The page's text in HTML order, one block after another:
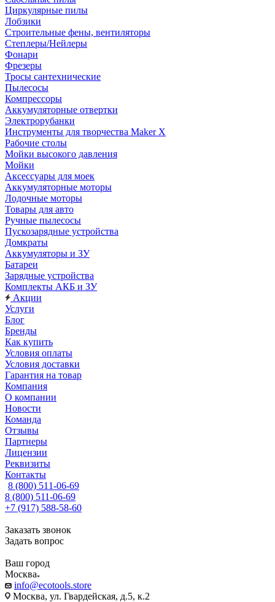
Циркулярные пилы
Лобзики
Строительные фены, вентиляторы
Степлеры/Нейлеры
Фонари
Фрезеры
Тросы сантехнические
Пылесосы
Компрессоры
Аккумуляторные отвертки
Электрорубанки
Инструменты для творчества Maker X
Рабочие столы
Мойки высокого давления
Мойки
Аксессуары для моек
Аккумуляторные моторы
Лодочные моторы
Товары для авто
Ручные пылесосы
Пускозарядные устройства
Домкраты
Аккумуляторы и ЗУ
Батареи
Зарядные устройства
Комплекты АКБ и ЗУ
Акции
Услуги
Блог
Бренды
Как купить
Условия оплаты
Условия доставки
Гарантия на товар
Компания
О компании
Новости
Команда
Отзывы
Партнеры
Лицензии
Реквизиты
Контакты
8 (800) 511-06-69
8 (800) 511-06-69
+7 (917) 588-58-60
Заказать звонок
Задать вопрос
Ваш город
Москва
info@ecotools.store
Москва, ул. Гвардейская, д.5, к.2